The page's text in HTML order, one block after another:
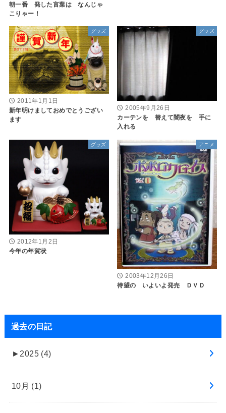
朝一番 発した言葉は なんじゃ
こりゃー！
グッズ
2011年1月1日
新年明けましておめでとうござい
ます
グッズ
2005年9月26日
カーテンを 替えて闇夜を 手に
入れる
グッズ
2012年1月2日
今年の年賀状
アニメ
2003年12月26日
待望の いよいよ発売 ＤＶＤ
過去の日記
► 2025 (4)
10月 (1)